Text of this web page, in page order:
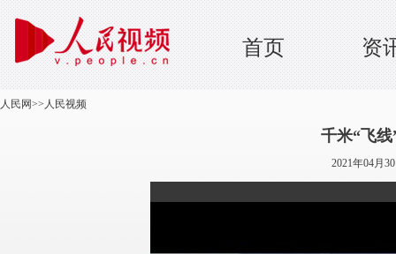
首页 资
人民网>> 人民视频
千米“飞
2021年04月